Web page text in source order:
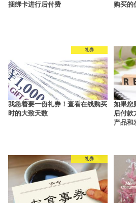
捆绑卡进行后付费
购买的
礼券
我急着要一份礼券！查看在线购买
时的大致天数
如果您
后付款
产品和
礼券